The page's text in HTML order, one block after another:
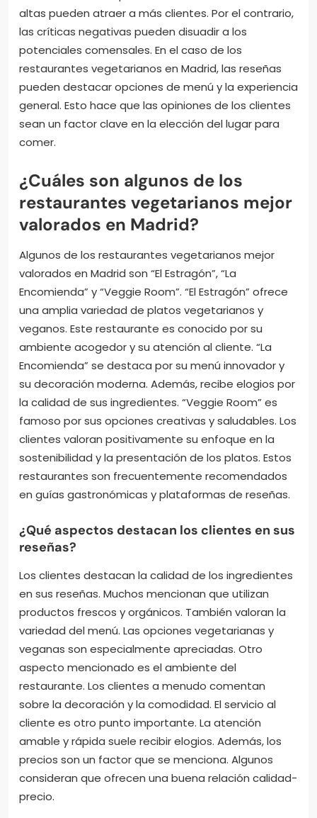
Estas reseñas proporcionan información sobre la
calidad de la comida y el servicio. Los clientes suelen
buscar experiencias previas antes de decidir dónde
comer. Según un estudio de BrightLocal, el 91% de los
consumidores leen reseñas en línea. Además, el 84%
confía tanto en las reseñas en línea como en las
recomendaciones personales. Las calificaciones
altas pueden atraer a más clientes. Por el contrario,
potenciales comensales. En el caso de los
restaurantes vegetarianos en Madrid, las reseñas
pueden destacar opciones de menú y la experiencia
sean un factor clave en la elección del lugar para
comer.
¿Cuáles son algunos de los
restaurantes vegetarianos mejor
valorados en Madrid?
Algunos de los restaurantes vegetarianos mejor
valorados en Madrid son “El Estragón”, “La
Encomienda” y “Veggie Room”. “El Estragón” ofrece
una amplia variedad de platos vegetarianos y
veganos. Este restaurante es conocido por su
ambiente acogedor y su atención al cliente. “La
Encomienda” se destaca por su menú innovador y
la calidad de sus ingredientes. “Veggie Room” es
famoso por sus opciones creativas y saludables. Los
clientes valoran positivamente su enfoque en la
sostenibilidad y la presentación de los platos. Estos
restaurantes son frecuentemente recomendados
en guías gastronómicas y plataformas de reseñas.
¿Qué aspectos destacan los clientes en sus
reseñas?
Los clientes destacan la calidad de los ingredientes
en sus reseñas. Muchos mencionan que utilizan
productos frescos y orgánicos. También valoran la
variedad del menú. Las opciones vegetarianas y
veganas son especialmente apreciadas. Otro
aspecto mencionado es el ambiente del